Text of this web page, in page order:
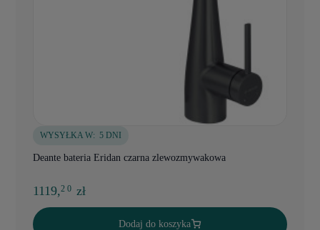
WYSYŁKA W: 5 DNI
Deante bateria Eridan czarna zlewozmywakowa
1119,2 0 zł
Dodaj do koszyka